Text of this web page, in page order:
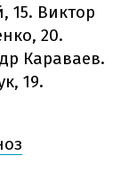
15. Виктор
20.
Караваев.
19.